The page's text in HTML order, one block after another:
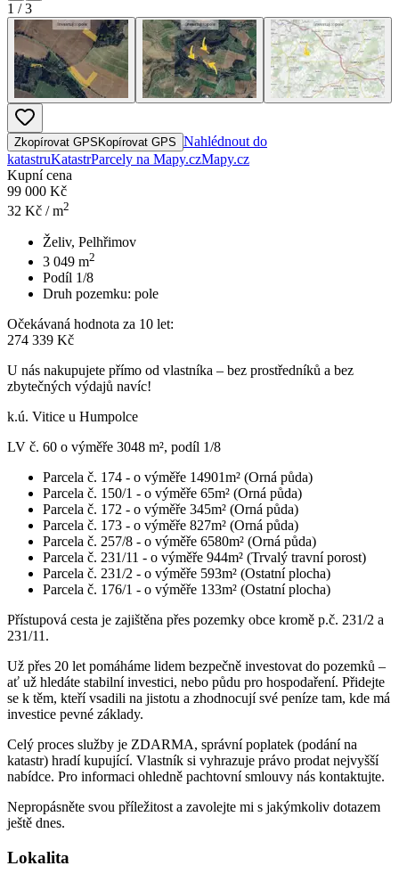
1 /3
Zkopírovat GPS Kopírovat GPS Nahlédnout do
katastruKatastrParcely na Mapy.czMapy.cz
Kupní cena
99 000 Kč
32 Kč / m2
Želiv, Pelhřimov
3 049 m2
Podíl 1/8
Druh pozemku: pole
Očekávaná hodnota za 10 let:
274 339 Kč
U nás nakupujete přímo od vlastníka – bez prostředníků a bez
zbytečných výdajů navíc!
k.ú. Vitice u Humpolce
LV č. 60 o výměře 3048 m², podíl 1/8
Parcela č. 174 - o výměře 14901m² (Orná půda)
Parcela č. 150/1 - o výměře 65m² (Orná půda)
Parcela č. 172 - o výměře 345m² (Orná půda)
Parcela č. 173 - o výměře 827m² (Orná půda)
Parcela č. 257/8 - o výměře 6580m² (Orná půda)
Parcela č. 231/11 - o výměře 944m² (Trvalý travní porost)
Parcela č. 231/2 - o výměře 593m² (Ostatní plocha)
Parcela č. 176/1 - o výměře 133m² (Ostatní plocha)
Přístupová cesta je zajištěna přes pozemky obce kromě p.č. 231/2 a
231/11.
Už přes 20 let pomáháme lidem bezpečně investovat do pozemků –
ať už hledáte stabilní investici, nebo půdu pro hospodaření. Přidejte
se k těm, kteří vsadili na jistotu a zhodnocují své peníze tam, kde má
investice pevné základy.
Celý proces služby je ZDARMA, správní poplatek (podání na
katastr) hradí kupující. Vlastník si vyhrazuje právo prodat nejvyšší
nabídce. Pro informaci ohledně pachtovní smlouvy nás kontaktujte.
Nepropásněte svou příležitost a zavolejte mi s jakýmkoliv dotazem
ještě dnes.
Lokalita